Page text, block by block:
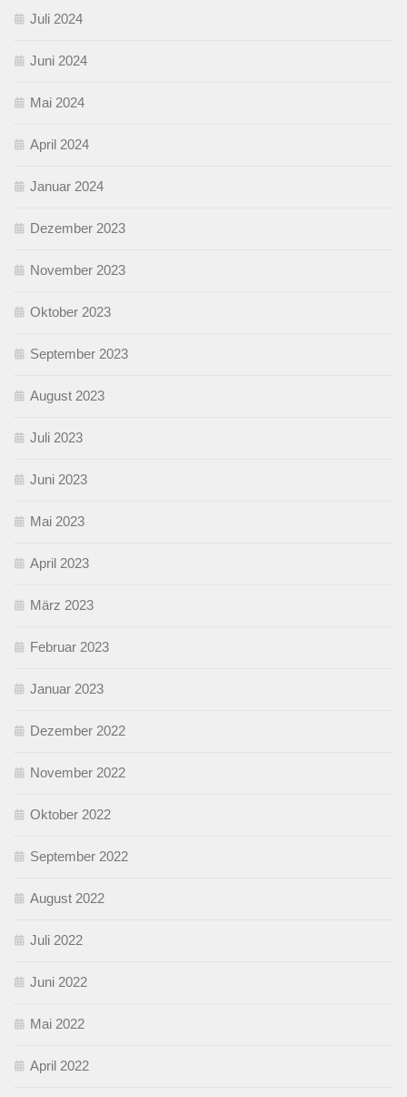
Juli 2024
Juni 2024
Mai 2024
April 2024
Januar 2024
Dezember 2023
November 2023
Oktober 2023
September 2023
August 2023
Juli 2023
Juni 2023
Mai 2023
April 2023
März 2023
Februar 2023
Januar 2023
Dezember 2022
November 2022
Oktober 2022
September 2022
August 2022
Juli 2022
Juni 2022
Mai 2022
April 2022